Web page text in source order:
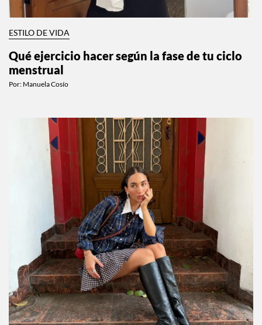
ESTILO DE VIDA
Qué ejercicio hacer según la fase de tu ciclo
menstrual
Por: Manuela Cosío